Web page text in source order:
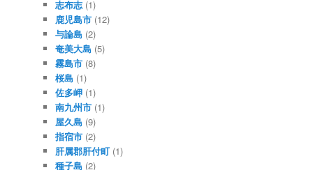
志布志 (1)
鹿児島市 (12)
与論島 (2)
奄美大島 (5)
霧島市 (8)
桜島 (1)
佐多岬 (1)
南九州市 (1)
屋久島 (9)
指宿市 (2)
肝属郡肝付町 (1)
種子島 (2)